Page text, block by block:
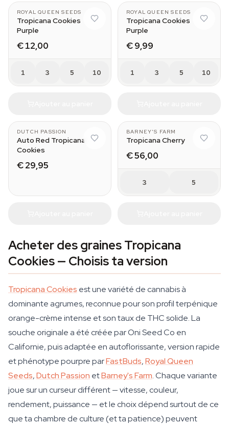
ROYAL QUEEN SEEDS
Tropicana Cookies
Purple
€ 12,00
1 3 5 10
ROYAL QUEEN SEEDS
Tropicana Cookies
Purple
€ 9,99
1 3 5 10
DUTCH PASSION
Auto Red Tropicana
Cookies
€ 29,95
BARNEY'S FARM
Tropicana Cherry
€ 56,00
3 5
Acheter des graines Tropicana
Cookies — Choisis ta version
Tropicana Cookies est une variété de cannabis à
dominante agrumes, reconnue pour son profil terpénique
orange-crème intense et son taux de THC solide. La
souche originale a été créée par Oni Seed Co en
Californie, puis adaptée en autoflorissante, version rapide
et phénotype pourpre parFastBuds,Royal Queen
Seeds,Dutch Passion etBarney's Farm. Chaque variante
joue sur un curseur différent — vitesse, couleur,
rendement, puissance — et le choix dépend surtout de ce
que ta chambre de culture (et ta patience) peuvent